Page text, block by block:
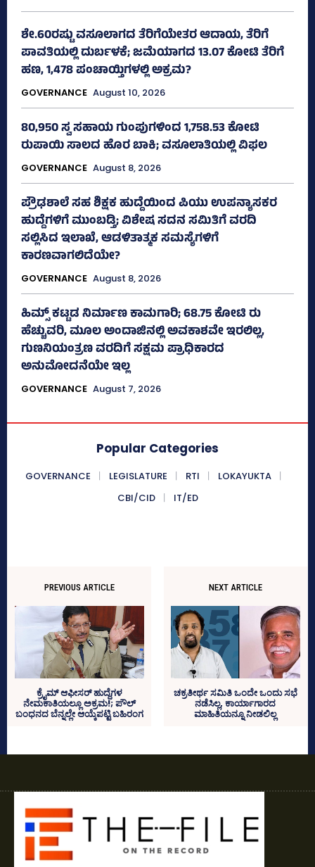
ಶೇ.60ರಷ್ಟು ವಸೂಲಾಗದ ತೆರಿಗೆಯೇತರ ಆದಾಯ, ತೆರಿಗೆ
ಪಾವತಿಯಲ್ಲಿ ದುರ್ಬಳಕೆ; ಜಮೆಯಾಗದ 13.07 ಕೋಟಿ ತೆರಿಗೆ
ಹಣ, 1,478 ಪಂಚಾಯ್ತಿಗಳಲ್ಲಿ ಅಕ್ರಮ?
GOVERNANCE August 10, 2026
80,950 ಸ್ವ ಸಹಾಯ ಗುಂಪುಗಳಿಂದ 1,758.53 ಕೋಟಿ
ರುಪಾಯಿ ಸಾಲದ ಹೊರ ಬಾಕಿ; ವಸೂಲಾತಿಯಲ್ಲಿ ವಿಫಲ
GOVERNANCE August 8, 2026
ಪ್ರೌಢಶಾಲೆ ಸಹ ಶಿಕ್ಷಕ ಹುದ್ದೆಯಿಂದ ಪಿಯು ಉಪನ್ಯಾಸಕರ
ಹುದ್ದೆಗಳಿಗೆ ಮುಂಬಡ್ತಿ; ವಿಶೇಷ ಸದನ ಸಮಿತಿಗೆ ವರದಿ
ಸಲ್ಲಿಸಿದ ಇಲಾಖೆ, ಆಡಳಿತಾತ್ಮಕ ಸಮಸ್ಯೆಗಳಿಗೆ
ಕಾರಣವಾಗಲಿದೆಯೇ?
GOVERNANCE August 8, 2026
ಹಿಮ್ಸ್‌ ಕಟ್ಟಡ ನಿರ್ಮಾಣ ಕಾಮಗಾರಿ; 68.75 ಕೋಟಿ ರು
ಹೆಚ್ಚುವರಿ, ಮೂಲ ಅಂದಾಜಿನಲ್ಲಿ ಅವಕಾಶವೇ ಇರಲಿಲ್ಲ,
ಗುಣನಿಯಂತ್ರಣ ವರದಿಗೆ ಸಕ್ಷಮ ಪ್ರಾಧಿಕಾರದ
ಅನುಮೋದನೆಯೇ ಇಲ್ಲ
GOVERNANCE August 7, 2026
Popular Categories
GOVERNANCE LEGISLATURE RTI
LOKAYUKTA
CBI/CID
IT/ED
PREVIOUS ARTICLE
ಕ್ರೈಮ್‌ ಆಫೀಸರ್‌ ಹುದ್ದೆಗಳ
ನೇಮಕಾತಿಯಲ್ಲೂ ಅಕ್ರಮ!; ಪೌಲ್‌
ಬಂಧನದ ಬೆನ್ನಲ್ಲೇ ಆಯ್ಕೆಪಟ್ಟಿ ಬಹಿರಂಗ
NEXT ARTICLE
ಚಕ್ರತೀರ್ಥ ಸಮಿತಿ ಒಂದೇ ಒಂದು ಸಭೆ
ನಡೆಸಿಲ್ಲ, ಕಾರ್ಯಾಗಾರದ
ಮಾಹಿತಿಯನ್ನೂ ನೀಡಲಿಲ್ಲ